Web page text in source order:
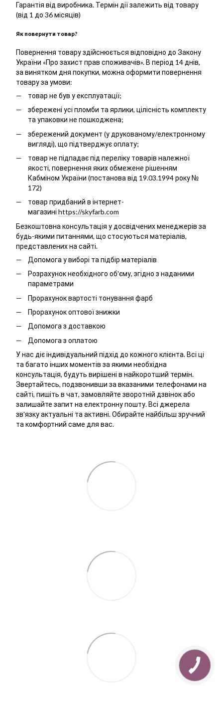
Гарантія від виробника. Термін дії залежить від товару
(від 1 до 36 місяців)
Як повернути товар?
Повернення товару здійснюється відповідно до Закону
України «Про захист прав споживачів». В період 14 днів,
за винятком дня покупки, можна оформити повернення
товару за умови:
товар не був у експлуатації;
збережені усі пломби та ярлики, цілісність комплекту
та упаковки не пошкоджена;
збережений документ (у друкованому/електронному
вигляді), що підтверджує оплату;
товар не підпадає під переліку товарів належної
якості, повернення яких обмежене рішенням
Кабміном України (постанова від 19.03.1994 року №
172)
товар придбаний в інтернет-
магазині https://skyfarb.com
Безкоштовна консультація у досвідчених менеджерів за
будь-якими питаннями, що стосуються матеріалів,
представлених на сайті.
Допомога у виборі та підбір матеріалів
Розрахунок необхідного об'єму, згідно з наданими
параметрами
Прорахунок вартості тонування фарб
Прорахунок оптової знижки
Допомога з доставкою
Допомога з оплатою
У нас діє індивідуальний підхід до кожного клієнта. Всі ці
та багато інших моментів за якими необхідна
консультація, будуть вирішені в найкоротший термін.
Звертайтесь, подзвонивши за вказаними телефонами на
сайті, пишіть в чат, замовляйте зворотній дзвінок або
залишайте запит на електронну пошту. Всі джерела
зв'язку актуальні та активні. Обирайте найбільш зручний
та комфортний саме для вас.